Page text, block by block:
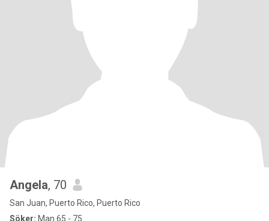
Angela, 70
San Juan, Puerto Rico, Puerto Rico
Söker: Man 65 - 75